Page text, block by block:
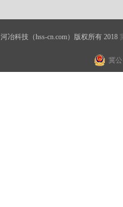
河冶科技（hss-cn.com）版权所有 2018
冀公